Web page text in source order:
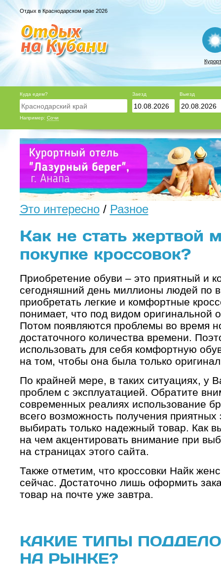
Отдых в Краснодарском крае 2026
Куда едем?
Например: Сочи
Заезд Выезд
Это интересно/ Разное
Как не стать жертвой
покупке кроссовок?
Приобретение обуви – это приятный и
сегодняшний день миллионы людей по
приобретать легкие и комфортные
понимает, что под видом оригинальной
Потом появляются проблемы во время
достаточного количества времени.
использовать для себя комфортную
на том, чтобы она была только
По крайней мере, в таких ситуациях, у
проблем с эксплуатацией. Обратите
современных реалиях использование
всего возможность получения
выбирать только надежный товар. Как
на чем акцентировать внимание при
на страницах этого сайта.
Также отметим, что кроссовки Найк
сейчас. Достаточно лишь оформить
товар на почте уже завтра.
КАКИЕ ТИПЫ
НА РЫНКЕ?